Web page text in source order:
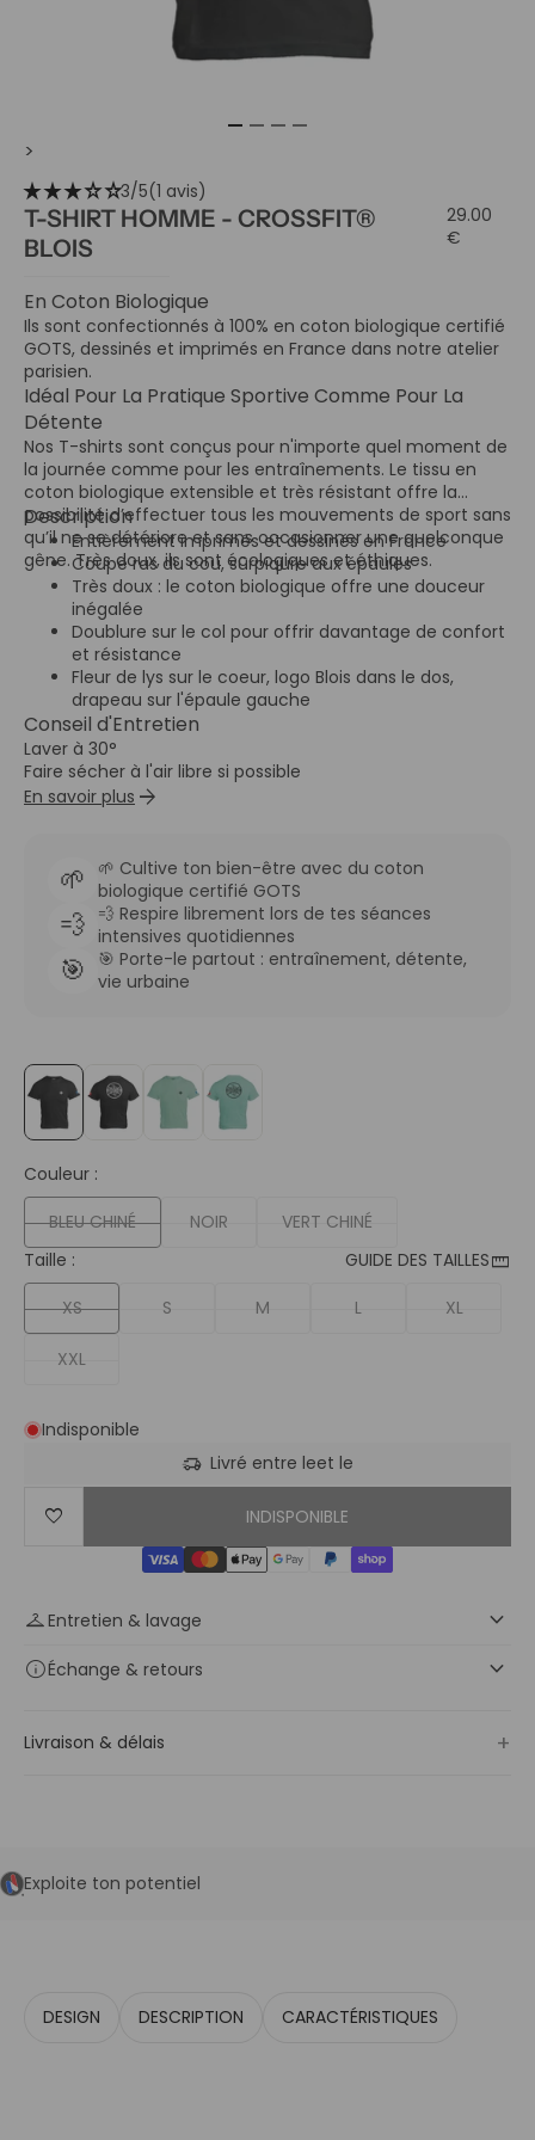
>
star_ratestar_ratestar_ratestar_ratestar_rate3/5(1 avis)
T-SHIRT HOMME - CROSSFIT®
BLOIS
29.00
€
En Coton Biologique
Ils sont confectionnés à 100% en coton biologique certifié
GOTS, dessinés et imprimés en France dans notre atelier
parisien.
Idéal Pour La Pratique Sportive Comme Pour La
Détente
Nos T-shirts sont conçus pour n'importe quel moment de
la journée comme pour les entraînements. Le tissu en
coton biologique extensible et très résistant offre la
possibilité d’effectuer tous les mouvements de sport sans
qu’il ne se détériore et sans occasionner une quelconque
gêne. Très doux, ils sont écologiques et éthiques.
Description
Entièrement imprimés et dessinés en France
Coupe ras du cou, sûrpiqure aux épaules
Très doux : le coton biologique offre une douceur
inégalée
Doublure sur le col pour offrir davantage de confort
et résistance
Fleur de lys sur le coeur, logo Blois dans le dos,
drapeau sur l'épaule gauche
Conseil d'Entretien
Laver à 30°
Faire sécher à l'air libre si possible
En savoir plus arrow_forward
🌱
🌱 Cultive ton bien-être avec du coton
biologique certifié GOTS
💨 💨 Respire librement lors de tes séances
intensives quotidiennes
🎯
🎯 Porte-le partout : entraînement, détente,
vie urbaine
Couleur :
BLEU CHINÉ
NOIR
VERT CHINÉ
Taille :
GUIDE DES TAILLESstraighten
XS S M L XL
XXL
Indisponible
delivery_truck_speed Livré entre leet le
favorite INDISPONIBLE
checkroomEntretien & lavage keyboard_arrow_down
infoÉchange & retours keyboard_arrow_down
Livraison & délais +
Exploite ton potentiel
DESIGN DESCRIPTION CARACTÉRISTIQUES